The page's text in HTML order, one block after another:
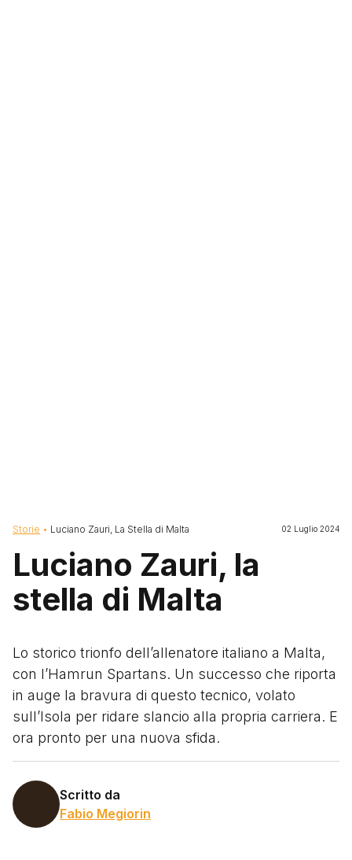
Briciole di pane
Storie Luciano Zauri, La Stella di Malta 02 Luglio 2024
Luciano Zauri, la
stella di Malta
Lo storico trionfo dell’allenatore italiano a Malta,
con l’Hamrun Spartans. Un successo che riporta
in auge la bravura di questo tecnico, volato
sull’Isola per ridare slancio alla propria carriera. E
ora pronto per una nuova sfida.
Scritto da
Fabio Megiorin